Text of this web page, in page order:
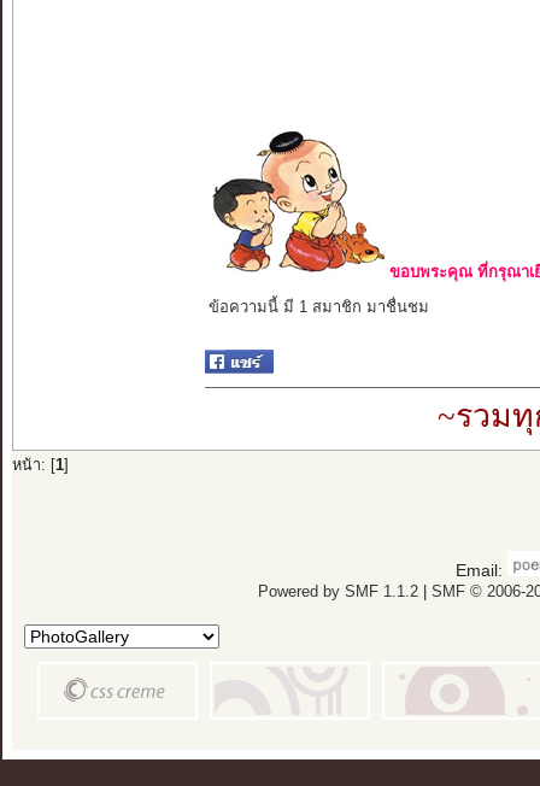
ขอบพระคุณ ที่กรุณาเ
ข้อความนี้ มี 1 สมาชิก มาชื่นชม
~รวมทุ
หน้า: [ 1]
Email:
Powered by SMF 1.1.2| SMF © 2006-